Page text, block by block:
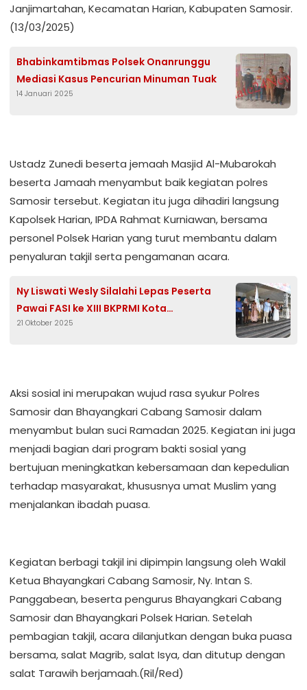
Janjimartahan, Kecamatan Harian, Kabupaten Samosir.
(13/03/2025)
Bhabinkamtibmas Polsek Onanrunggu
Mediasi Kasus Pencurian Minuman Tuak
14 Januari 2025
Ustadz Zunedi beserta jemaah Masjid Al-Mubarokah
beserta Jamaah menyambut baik kegiatan polres
Samosir tersebut. Kegiatan itu juga dihadiri langsung
Kapolsek Harian, IPDA Rahmat Kurniawan, bersama
personel Polsek Harian yang turut membantu dalam
penyaluran takjil serta pengamanan acara.
Ny Liswati Wesly Silalahi Lepas Peserta
Pawai FASI ke XIII BKPRMI Kota
Pematangsiantar
21 Oktober 2025
Aksi sosial ini merupakan wujud rasa syukur Polres
Samosir dan Bhayangkari Cabang Samosir dalam
menyambut bulan suci Ramadan 2025. Kegiatan ini juga
menjadi bagian dari program bakti sosial yang
bertujuan meningkatkan kebersamaan dan kepedulian
terhadap masyarakat, khususnya umat Muslim yang
menjalankan ibadah puasa.
Kegiatan berbagi takjil ini dipimpin langsung oleh Wakil
Ketua Bhayangkari Cabang Samosir, Ny. Intan S.
Panggabean, beserta pengurus Bhayangkari Cabang
Samosir dan Bhayangkari Polsek Harian. Setelah
pembagian takjil, acara dilanjutkan dengan buka puasa
bersama, salat Magrib, salat Isya, dan ditutup dengan
salat Tarawih berjamaah.(Ril/Red)